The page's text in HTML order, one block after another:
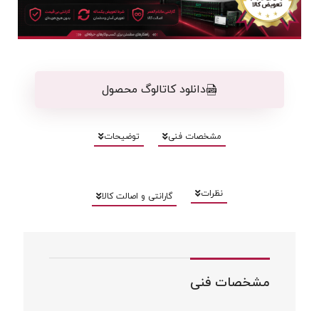
دانلود کاتالوگ محصول
مشخصات فنی توضیحات
نظرات گارانتی و اصالت کالا
مشخصات فنی